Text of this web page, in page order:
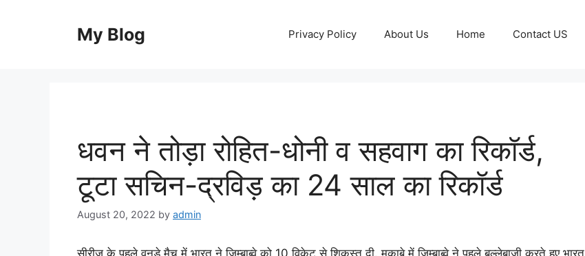
My Blog Privacy Policy About Us Home Contact US
धवन ने तोड़ा रोहित-धोनी व सहवाग का रिकॉर्ड,
टूटा सचिन-द्रविड़ का 24 साल का रिकॉर्ड
August 20, 2022 by admin